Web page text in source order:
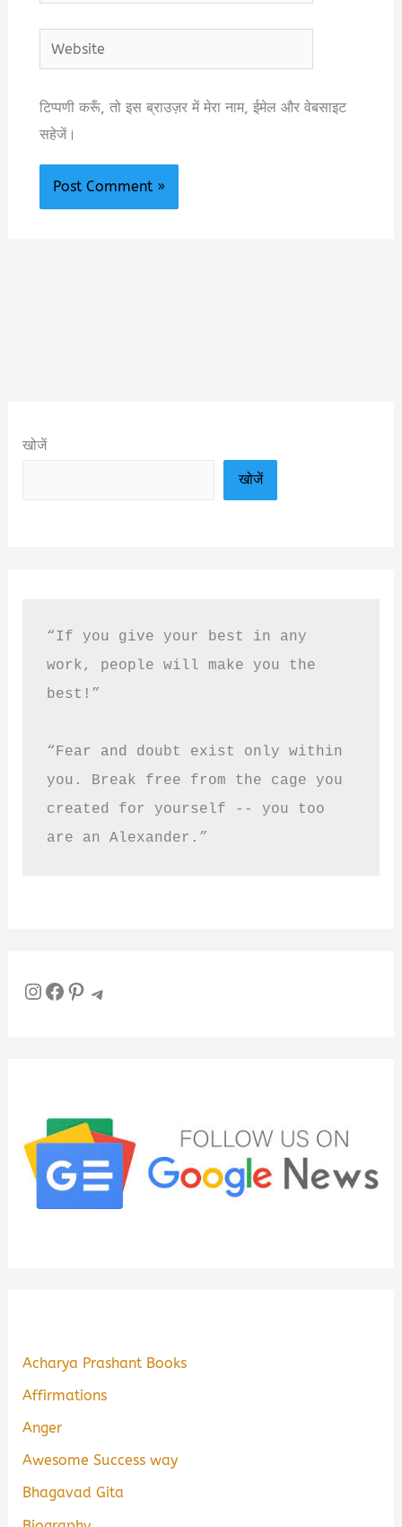
Website
टिप्पणी करूँ, तो इस ब्राउज़र में मेरा नाम, ईमेल और वेबसाइट
सहेजें।
खोजें
खोजें
“If you give your best in any
work, people will make you the
best!”
“Fear and doubt exist only within
you. Break free from the cage you
created for yourself -- you too
are an Alexander.”
InstagramFacebook Pinterest Telegram
Acharya Prashant Books
Affirmations
Anger
Awesome Success way
Bhagavad Gita